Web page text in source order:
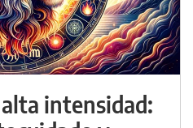
intensidad: